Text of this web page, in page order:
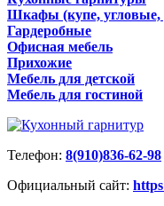
Шкафы (купе,
Гардеробные
Офисная мебель
Прихожие
Мебель для детской
Мебель для гостиной
Телефон: 8(910)836-62-98
Официальный сайт: